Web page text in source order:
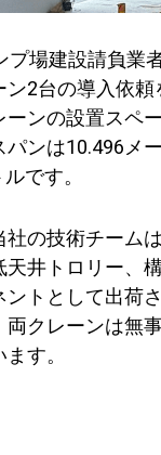
場建設請負業
2台の導入依
ンの設置スペ
ンは10.496メ
です。
の技術チーム
天井トロリー、
トとして出荷
クレーンは無
す。